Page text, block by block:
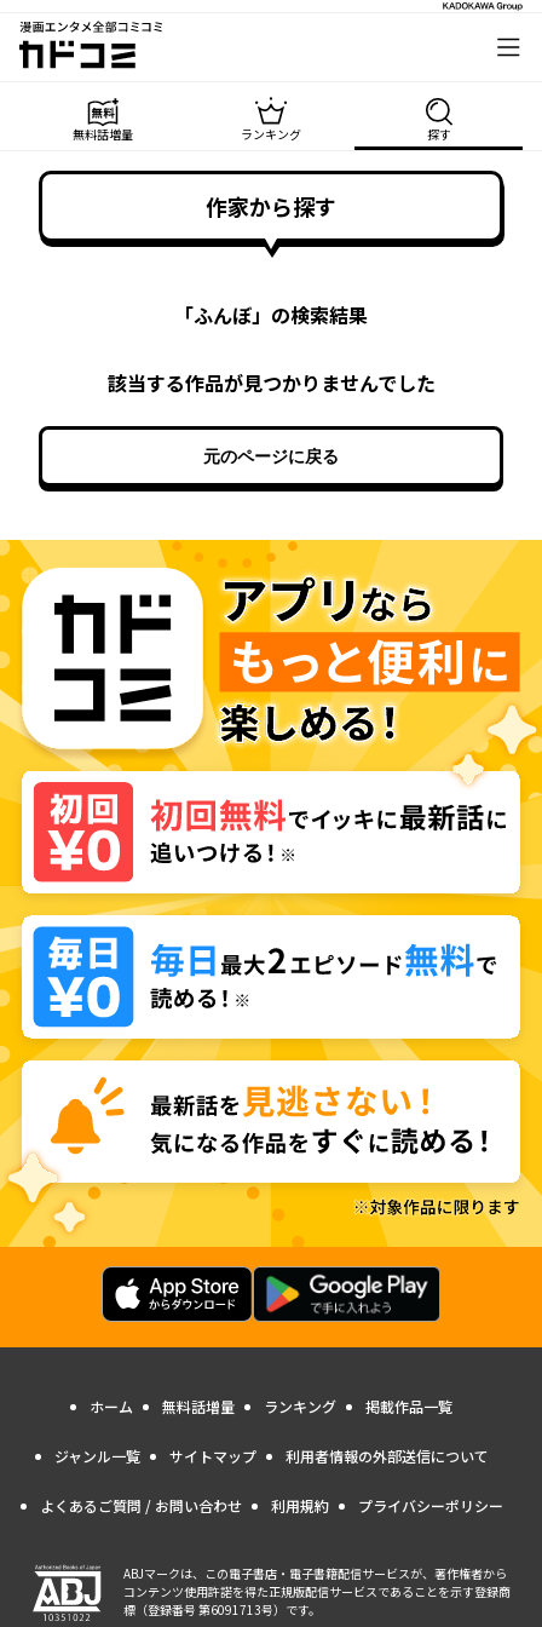
漫画エンタメ全部コミコミ
カドコミ
無料話増量 ランキング 探す
作家から探す
「ふんぼ」の検索結果
該当する作品が見つかりませんでした
元のページに戻る
ホーム 無料話増量 ランキング 掲載作品一覧
ジャンル一覧 サイトマップ 利用者情報の外部送信について
よくあるご質問 / お問い合わせ 利用規約 プライバシーポリシー
ABJマークは、この電子書店・電子書籍配信サービスが、著作権者から
コンテンツ使用許諾を得た正規版配信サービスであることを示す登録商
標（登録番号 第6091713号）です。